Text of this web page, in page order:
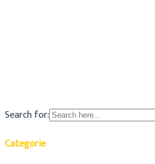
Search for:
Categorie